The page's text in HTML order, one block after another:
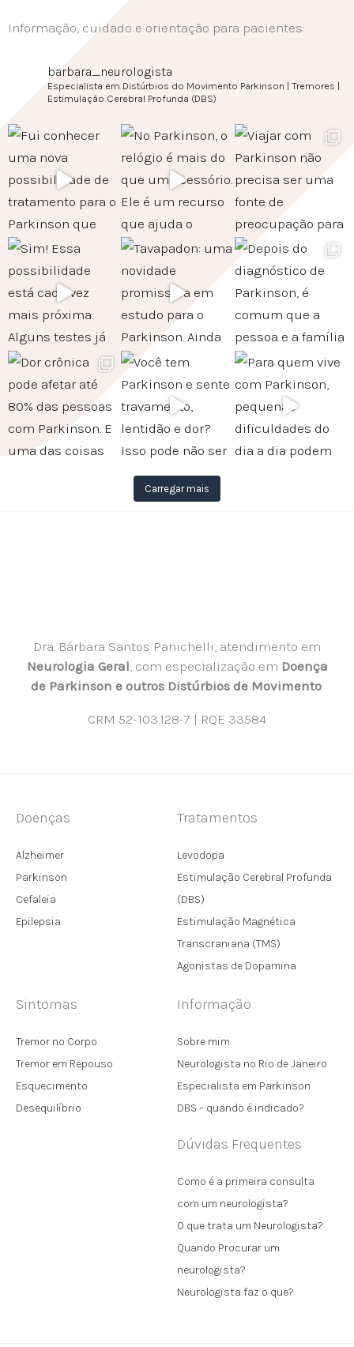
Informação, cuidado e orientação para pacientes:
barbara_neurologista
Especialista em Distúrbios do Movimento Parkinson | Tremores |
Estimulação Cerebral Profunda (DBS)
Carregar mais
Dra. Bárbara Santos Panichelli, atendimento em
Neurologia Geral, com especialização em Doença
de Parkinson e outros Distúrbios de Movimento.
CRM 52-103.128-7 | RQE 33584
Doenças
Alzheimer
Parkinson
Cefaleia
Epilepsia
Tratamentos
Levodopa
Estimulação Cerebral Profunda
(DBS)
Estimulação Magnética
Transcraniana (TMS)
Agonistas de Dopamina
Sintomas
Tremor no Corpo
Tremor em Repouso
Esquecimento
Desequilíbrio
Informação
Sobre mim
Neurologista no Rio de Janeiro
Especialista em Parkinson
DBS – quando é indicado?
Dúvidas Frequentes
Como é a primeira consulta
com um neurologista?
O que trata um Neurologista?
Quando Procurar um
neurologista?
Neurologista faz o que?